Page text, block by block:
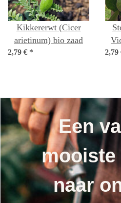
Kikkererwt (Cicer
arietinum) bio zaad
2,79 € * 2,79
Een
mooiste
naar